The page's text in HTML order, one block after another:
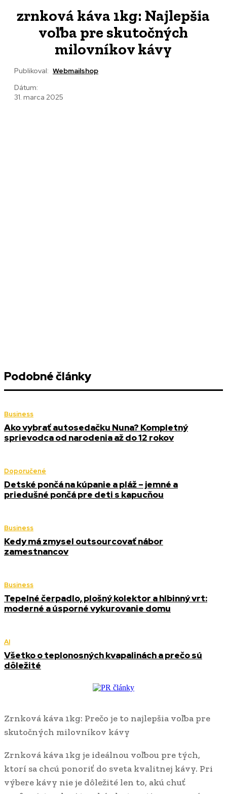
zrnková káva 1kg: Najlepšia
voľba pre skutočných
milovníkov kávy
Publikoval: Webmailshop
Dátum:
31. marca 2025
Podobné články
Business
Ako vybrať autosedačku Nuna? Kompletný
sprievodca od narodenia až do 12 rokov
Doporučené
Detské pončá na kúpanie a pláž – jemné a
priedušné pončá pre deti s kapucňou
Business
Kedy má zmysel outsourcovať nábor
zamestnancov
Business
Tepelné čerpadlo, plošný kolektor a hlbinný vrt:
moderné a úsporné vykurovanie domu
AI
Všetko o teplonosných kvapalinách a prečo sú
dôležité
Zrnková káva 1kg: Prečo je to najlepšia voľba pre
skutočných milovníkov kávy
Zrnková káva 1kg je ideálnou voľbou pre tých,
ktorí sa chcú ponoriť do sveta kvalitnej kávy. Pri
výbere kávy nie je dôležité len to, akú chuť